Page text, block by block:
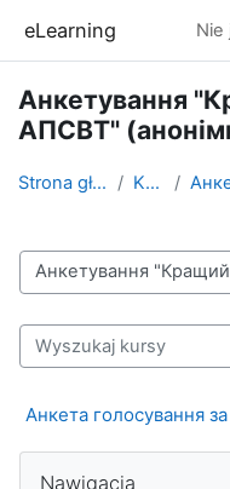
eLearning Nie
Анкетування
АПСВТ"
Strona główna Kursy
Kategorie kursów
Wyszukaj kursy
Анкета голосування
Bloki
Nawigacja